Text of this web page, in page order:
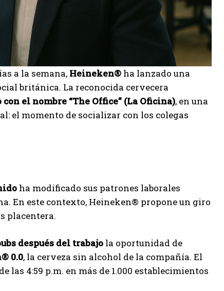
a la semana, Heineken® ha lanzado una
británica. La reconocida cervecera
el nombre “The Office” (La Oficina), en una
el momento de socializar con los colegas
ha modificado sus patrones laborales
En este contexto, Heineken® propone un giro
placentera.
después del trabajo la oportunidad de
0.0, la cerveza sin alcohol de la compañía. El
las 4:59 p.m. en más de 1.000 establecimientos